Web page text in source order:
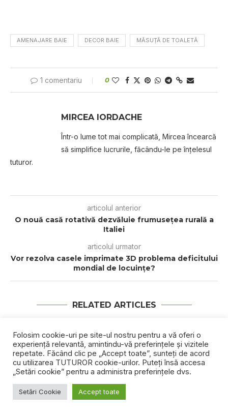
AMENAJARE BAIE DECOR BAIE MĂSUȚĂ DE TOALETĂ
1 comentariu 0
MIRCEA IORDACHE
Într-o lume tot mai complicată, Mircea încearcă
să simplifice lucrurile, făcându-le pe înțelesul
tuturor.
articolul anterior
O nouă casă rotativă dezvăluie frumusețea rurală a
Italiei
articolul urmator
Vоr rеzоlvа саѕеlе іmрrіmаtе 3D рrоblеmа dеfісіtuluі
mоndіаl de locuințe?
RELATED ARTICLES
Folosim cookie-uri pe site-ul nostru pentru a vă oferi o
experiență relevantă, amintindu-vă preferințele și vizitele
repetate. Făcând clic pe „Accept toate”, sunteți de acord
cu utilizarea TUTUROR cookie-urilor. Puteți însă accesa
„Setări cookie” pentru a administra preferințele dvs.
Setări Cookie Accept toate